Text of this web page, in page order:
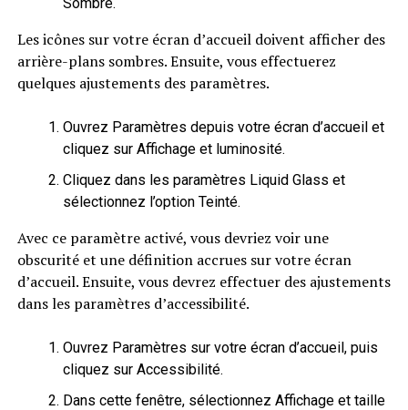
Les icônes sur votre écran d’accueil doivent afficher des
arrière-plans sombres. Ensuite, vous effectuerez
quelques ajustements des paramètres.
Ouvrez Paramètres depuis votre écran d’accueil et
cliquez sur Affichage et luminosité.
Cliquez dans les paramètres Liquid Glass et
sélectionnez l’option Teinté.
Avec ce paramètre activé, vous devriez voir une
obscurité et une définition accrues sur votre écran
d’accueil. Ensuite, vous devrez effectuer des ajustements
dans les paramètres d’accessibilité.
Ouvrez Paramètres sur votre écran d’accueil, puis
cliquez sur Accessibilité.
Dans cette fenêtre, sélectionnez Affichage et taille